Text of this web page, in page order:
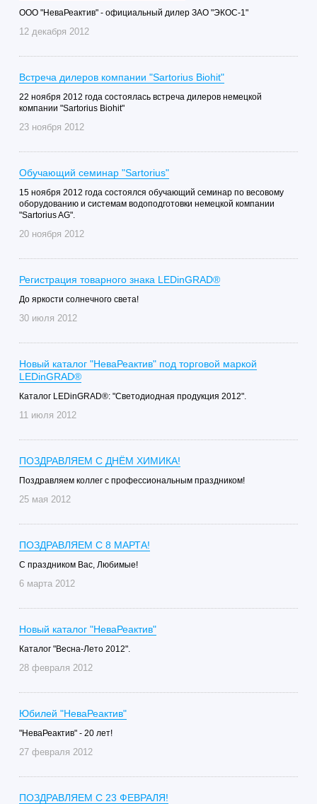
ООО "НеваРеактив" - официальный дилер ЗАО "ЭКОС-1"
12 декабря 2012
Встреча дилеров компании "Sartorius Biohit"
22 ноября 2012 года состоялась встреча дилеров немецкой
компании "Sartorius Biohit"
23 ноября 2012
Обучающий семинар "Sartorius"
15 ноября 2012 года состоялся обучающий семинар по весовому
оборудованию и системам водоподготовки немецкой компании
"Sartorius AG".
20 ноября 2012
Регистрация товарного знака LEDinGRAD®
До яркости солнечного света!
30 июля 2012
Новый каталог "НеваРеактив" под торговой маркой
LEDinGRAD®
Каталог LEDinGRAD®: "Светодиодная продукция 2012".
11 июля 2012
ПОЗДРАВЛЯЕМ С ДНЁМ ХИМИКА!
Поздравляем коллег с профессиональным праздником!
25 мая 2012
ПОЗДРАВЛЯЕМ С 8 МАРТА!
С праздником Вас, Любимые!
6 марта 2012
Новый каталог "НеваРеактив"
Каталог "Весна-Лето 2012".
28 февраля 2012
Юбилей "НеваРеактив"
"НеваРеактив" - 20 лет!
27 февраля 2012
ПОЗДРАВЛЯЕМ С 23 ФЕВРАЛЯ!